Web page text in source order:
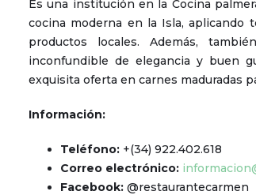
Es una institución en la Cocina
cocina moderna en la Isla, aplicando
productos locales. Además,
inconfundible de elegancia y buen
exquisita oferta en carnes maduradas
Información:
Teléfono: +(34) 922.402.618
Correo electrónico:
Facebook: @restaurantecarmen